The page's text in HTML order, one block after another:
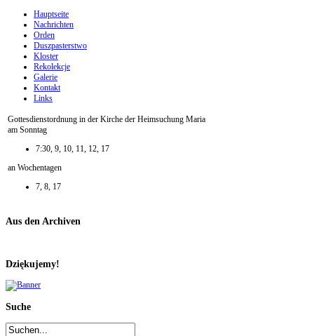
Hauptseite
Nachrichten
Orden
Duszpasterstwo
Kloster
Rekolekcje
Galerie
Kontakt
Links
Gottesdienstordnung in der Kirche der Heimsuchung Maria
am Sonntag
7:30, 9, 10, 11, 12, 17
an Wochentagen
7, 8, 17
Aus den Archiven
Dziękujemy!
Suche